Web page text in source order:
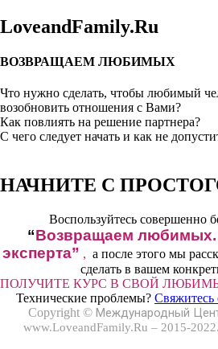
LoveandFamily.Ru
ВОЗВРАЩАЕМ ЛЮБИМЫХ
Что нужно сделать, чтобы любимый
возобновить отношения с Вами?
Как повлиять на решение партнера?
С чего следует начать и как не
НАЧНИТЕ С
​Воспользуйтесь совершенно
“Возвращаем любимых.
эксперта” , а после этого мы
сделать в вашем
ПОЛУЧИТЕ КУРС В СВОЙ
Технические проблемы? Свяжитесь
Copyright © Международный
www.LoveandFamily.Ru – 2015-